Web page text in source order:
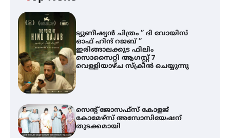
ട്യുണീഷ്യൻ ചിത്രം ” ദി വോയിസ്
ഓഫ് ഹിന്ദ് റജബ് ”
ഇരിങ്ങാലക്കുട ഫിലിം
സൊസൈറ്റി ആഗസ്റ്റ് 7
വെള്ളിയാഴ്ച സ്‌ക്രീൻ ചെയ്യുന്നു
സെന്റ് ജോസഫ്സ് കോളജ്
കോമേഴ്‌സ് അസോസിയേഷന്
തുടക്കമായി